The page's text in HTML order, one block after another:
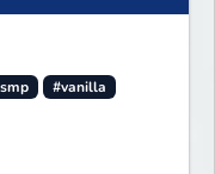
#vanilla